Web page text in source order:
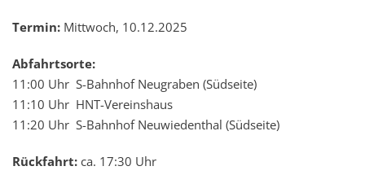
Termin: Mittwoch, 10.12.2025
Abfahrtsorte:
11:00 Uhr S-Bahnhof Neugraben (Südseite)
11:10 Uhr HNT-Vereinshaus
11:20 Uhr S-Bahnhof Neuwiedenthal (Südseite)
Rückfahrt: ca. 17:30 Uhr